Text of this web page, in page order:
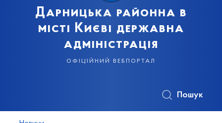
Дарницька районна в
місті Києві державна
адміністрація
офіційний вебпортал
Пошук